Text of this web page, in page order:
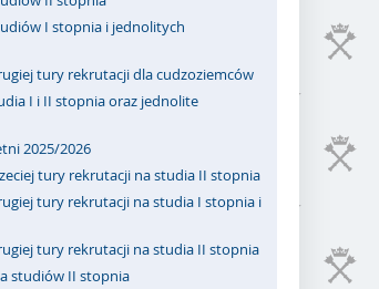
I stopnia i jednolitych
tury rekrutacji dla cudzoziemców
I i II stopnia oraz jednolite
2025/2026
tury rekrutacji na studia II stopnia
tury rekrutacji na studia I stopnia i
tury rekrutacji na studia II stopnia
studiów II stopnia